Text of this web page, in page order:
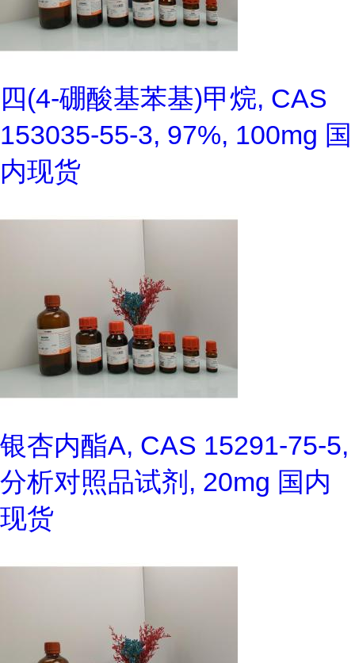
四(4-硼酸基苯基)甲烷, CAS
153035-55-3, 97%, 100mg 国
内现货
银杏内酯A, CAS 15291-75-5,
分析对照品试剂, 20mg 国内
现货